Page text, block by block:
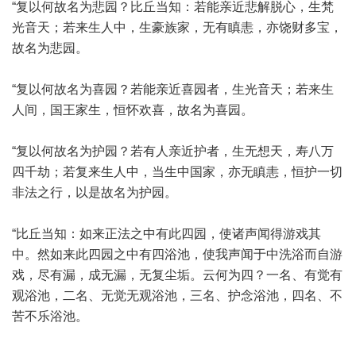
“复以何故名为悲园？比丘当知：若能亲近悲解脱心，生梵
光音天；若来生人中，生豪族家，无有瞋恚，亦饶财多宝，
故名为悲园。
“复以何故名为喜园？若能亲近喜园者，生光音天；若来生
人间，国王家生，恒怀欢喜，故名为喜园。
“复以何故名为护园？若有人亲近护者，生无想天，寿八万
四千劫；若复来生人中，当生中国家，亦无瞋恚，恒护一切
非法之行，以是故名为护园。
“比丘当知：如来正法之中有此四园，使诸声闻得游戏其
中。然如来此四园之中有四浴池，使我声闻于中洗浴而自游
戏，尽有漏，成无漏，无复尘垢。云何为四？一名、有觉有
观浴池，二名、无觉无观浴池，三名、护念浴池，四名、不
苦不乐浴池。